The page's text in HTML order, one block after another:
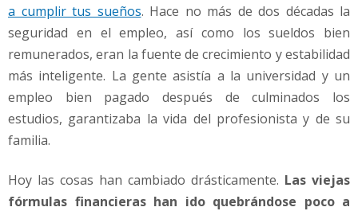
n
E
m
p
n
d
o
a cumplir tus sueños. Hace no más de dos décadas la
seguridad en el empleo, así como los sueldos bien
remunerados, eran la fuente de crecimiento y estabilidad
más inteligente. La gente asistía a la universidad y un
empleo bien pagado después de culminados los
estudios, garantizaba la vida del profesionista y de su
familia.
Hoy las cosas han cambiado drásticamente. Las viejas
fórmulas financieras han ido quebrándose poco a